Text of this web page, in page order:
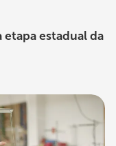
etapa estadual da